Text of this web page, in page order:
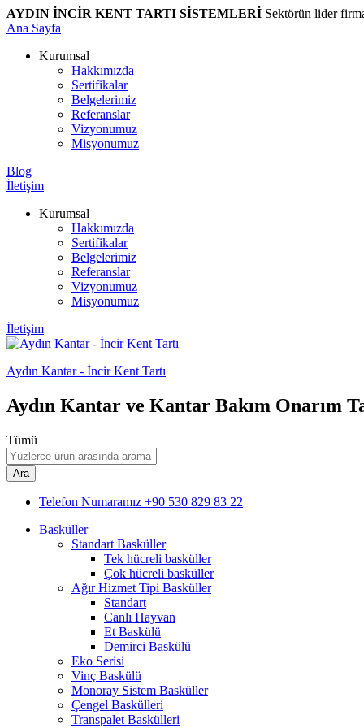
AYDIN İNCİR KENT TARTI SİSTEMLERİ Sektörün lider
Ana Sayfa
Kurumsal
Hakkımızda
Sertifikalar
Belgelerimiz
Referanslar
Vizyonumuz
Misyonumuz
Blog
İletişim
Kurumsal
Hakkımızda
Sertifikalar
Belgelerimiz
Referanslar
Vizyonumuz
Misyonumuz
İletişim
Aydın Kantar - İncir Kent Tartı
Aydın Kantar ve Kantar Bakım Onarım
Tümü
Ara
Telefon Numaramız +90 530 829 83 22
Basküller
Standart Basküller
Tek hücreli basküller
Çok hücreli basküller
Ağır Hizmet Tipi Basküller
Standart
Canlı Hayvan
Et Baskülü
Demirci Baskülü
Eko Serisi
Vinç Baskülü
Monoray Sistem Basküller
Çengel Baskülleri
Transpalet Baskülleri